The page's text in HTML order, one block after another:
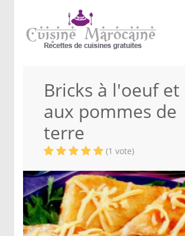
Bricks à l'oeuf et
aux pommes de
terre
(1 vote)